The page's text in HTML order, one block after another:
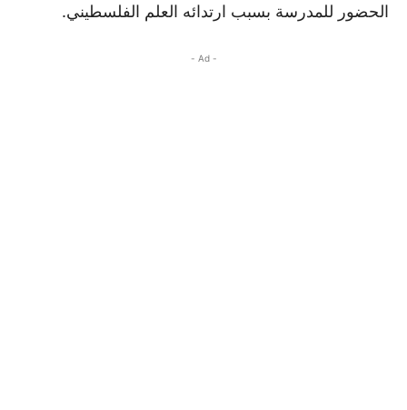
الحضور للمدرسة بسبب ارتدائه العلم الفلسطيني.
- Ad -